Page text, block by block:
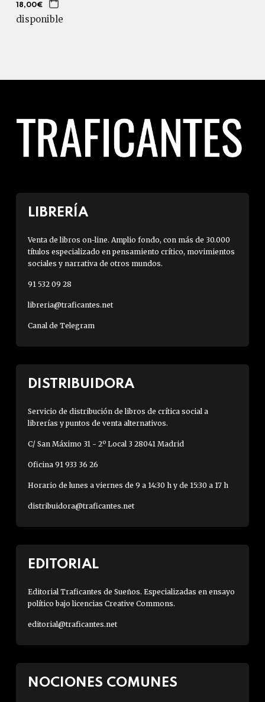
18,00€
disponible
LIBRERÍA
Venta de libros on-line. Amplio fondo, con más de 30.000
títulos especializado en pensamiento crítico, movimientos
sociales y narrativa de otros mundos.
91 532 09 28
libreria@traficantes.net
Canal de Telegram
DISTRIBUIDORA
Servicio de distribución de libros de crítica social a
librerías y puntos de venta alternativos.
C/ San Máximo 31 - 2º Local 3 28041 Madrid
Oficina 91 933 36 26
Horario de lunes a viernes de 9 a 14:30 h y de 15:30 a 17 h
distribuidora@traficantes.net
EDITORIAL
Editorial Traficantes de Sueños. Especializadas en ensayo
político bajo licencias Creative Commons.
editorial@traficantes.net
NOCIONES COMUNES